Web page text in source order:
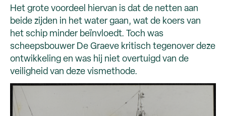
Het grote voordeel hiervan is dat de netten aan
beide zijden in het water gaan, wat de koers van
het schip minder beïnvloedt. Toch was
scheepsbouwer De Graeve kritisch tegenover deze
ontwikkeling en was hij niet overtuigd van de
veiligheid van deze vismethode.